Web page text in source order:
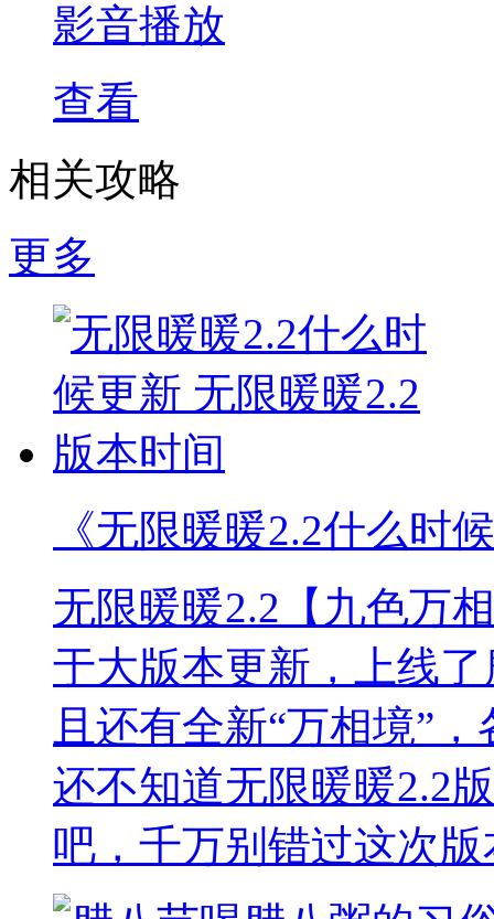
影音播放
查看
相关攻略
更多
《无限暖暖2.2什么时
无限暖暖2.2【九色万
于大版本更新，上线
且还有全新“万相境”
还不知道无限暖暖2.2
吧，千万别错过这次